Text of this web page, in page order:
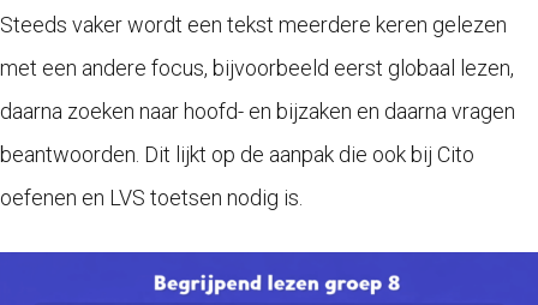
Steeds vaker wordt een tekst meerdere keren gelezen
met een andere focus, bijvoorbeeld eerst globaal lezen,
daarna zoeken naar hoofd- en bijzaken en daarna vragen
beantwoorden. Dit lijkt op de aanpak die ook bij Cito
oefenen en LVS toetsen nodig is.